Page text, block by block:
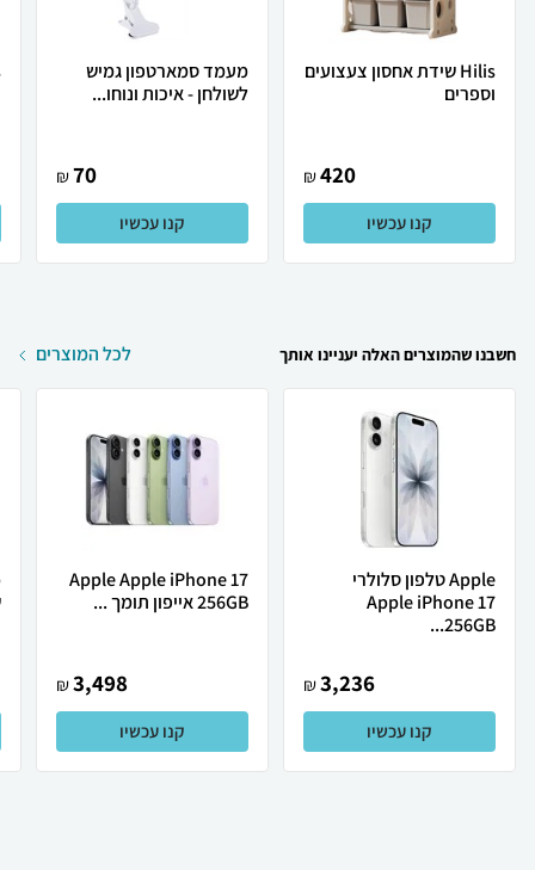
Hilis שידת אחסון צעצועים
וספרים
420
₪
קנו עכשיו
מעמד סמארטפון גמיש
לשולחן - איכות ונוחו...
70
₪
קנו עכשיו
חשבנו שהמוצרים האלה יעניינו אותך לכל המוצרים
Apple טלפון סלולרי
Apple iPhone 17
256GB...
3,236
₪
קנו עכשיו
Apple Apple iPhone 17
256GB אייפון תומך ...
3,498
₪
קנו עכשיו